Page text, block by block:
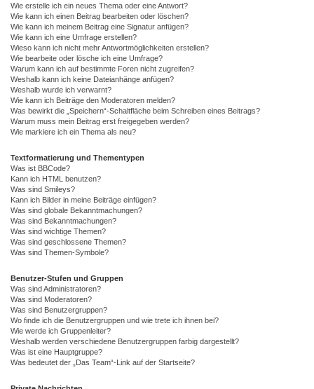
Wie erstelle ich ein neues Thema oder eine Antwort?
Wie kann ich einen Beitrag bearbeiten oder löschen?
Wie kann ich meinem Beitrag eine Signatur anfügen?
Wie kann ich eine Umfrage erstellen?
Wieso kann ich nicht mehr Antwortmöglichkeiten erstellen?
Wie bearbeite oder lösche ich eine Umfrage?
Warum kann ich auf bestimmte Foren nicht zugreifen?
Weshalb kann ich keine Dateianhänge anfügen?
Weshalb wurde ich verwarnt?
Wie kann ich Beiträge den Moderatoren melden?
Was bewirkt die „Speichern“-Schaltfläche beim Schreiben eines Beitrags?
Warum muss mein Beitrag erst freigegeben werden?
Wie markiere ich ein Thema als neu?
Textformatierung und Thementypen
Was ist BBCode?
Kann ich HTML benutzen?
Was sind Smileys?
Kann ich Bilder in meine Beiträge einfügen?
Was sind globale Bekanntmachungen?
Was sind Bekanntmachungen?
Was sind wichtige Themen?
Was sind geschlossene Themen?
Was sind Themen-Symbole?
Benutzer-Stufen und Gruppen
Was sind Administratoren?
Was sind Moderatoren?
Was sind Benutzergruppen?
Wo finde ich die Benutzergruppen und wie trete ich ihnen bei?
Wie werde ich Gruppenleiter?
Weshalb werden verschiedene Benutzergruppen farbig dargestellt?
Was ist eine Hauptgruppe?
Was bedeutet der „Das Team“-Link auf der Startseite?